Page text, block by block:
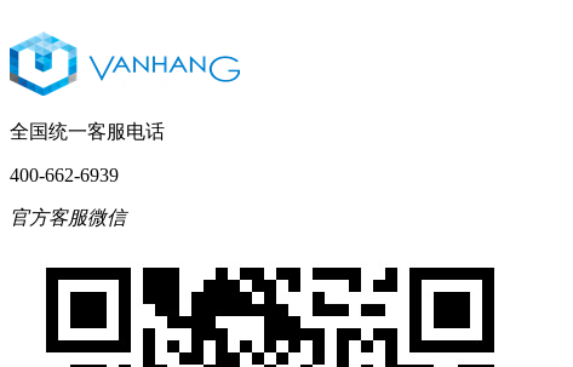
全国统一客服电话
400-662-6939
官方客服微信